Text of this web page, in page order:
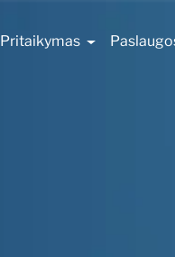
Pritaikymas